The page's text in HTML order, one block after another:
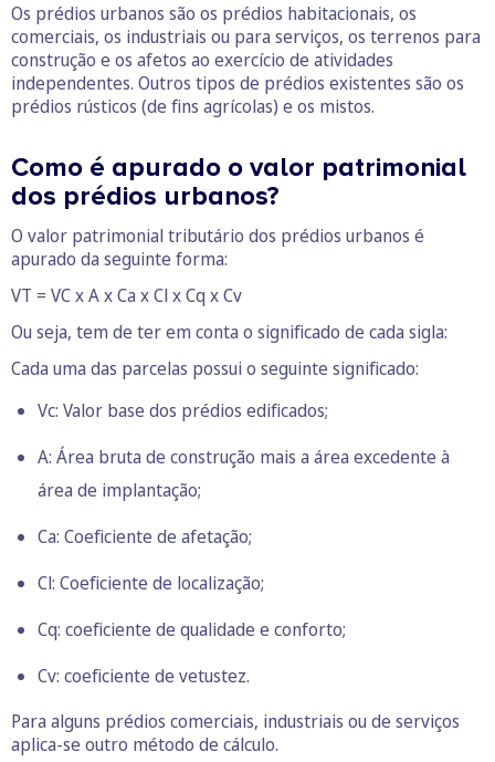
Os prédios urbanos são os prédios habitacionais, os
comerciais, os industriais ou para serviços, os terrenos para
construção e os afetos ao exercício de atividades
independentes. Outros tipos de prédios existentes são os
prédios rústicos (de fins agrícolas) e os mistos.
Como é apurado o valor patrimonial
dos prédios urbanos?
O valor patrimonial tributário dos prédios urbanos é
apurado da seguinte forma:
VT = VC x A x Ca x Cl x Cq x Cv
Ou seja, tem de ter em conta o significado de cada sigla:
Cada uma das parcelas possui o seguinte significado:
Vc: Valor base dos prédios edificados;
A: Área bruta de construção mais a área excedente à
área de implantação;
Ca: Coeficiente de afetação;
Cl: Coeficiente de localização;
Cq: coeficiente de qualidade e conforto;
Cv: coeficiente de vetustez.
Para alguns prédios comerciais, industriais ou de serviços
aplica-se outro método de cálculo.